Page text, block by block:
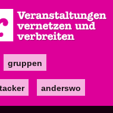
gruppen
anderswo